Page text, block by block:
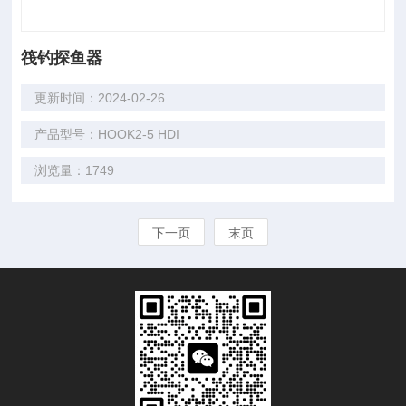
筏钓探鱼器
更新时间：2024-02-26
产品型号：HOOK2-5 HDI
浏览量：1749
下一页 末页